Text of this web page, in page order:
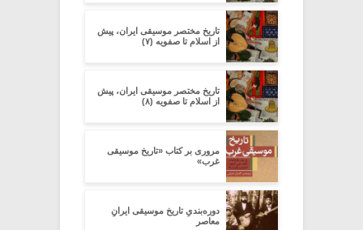
تاریخ مختصر موسیقی ایران، پیش
از اسلام تا صفویه (۷)
تاریخ مختصر موسیقی ایران، پیش
از اسلام تا صفویه (۸)
مروری بر کتاب «تاریخ موسیقی
غرب»
دوره‌بندیِ تاریخ موسیقی ایرانِ
معاصر